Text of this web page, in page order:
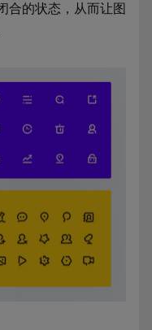
合的状态，从而让图